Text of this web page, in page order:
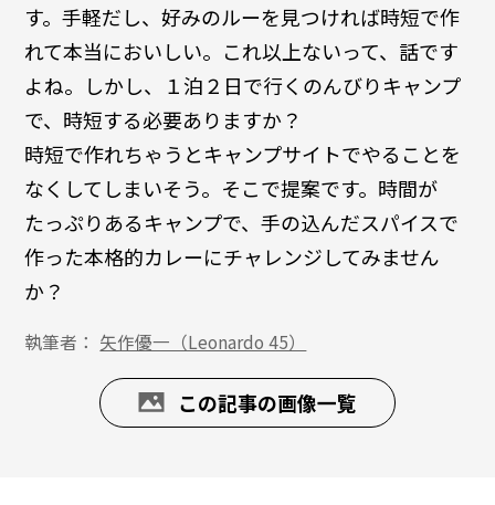
す。手軽だし、好みのルーを見つければ時短で作
れて本当においしい。これ以上ないって、話です
よね。しかし、１泊２日で行くのんびりキャンプ
で、時短する必要ありますか？
時短で作れちゃうとキャンプサイトでやることを
なくしてしまいそう。そこで提案です。時間が
たっぷりあるキャンプで、手の込んだスパイスで
作った本格的カレーにチャレンジしてみません
か？
執筆者： 矢作優一（Leonardo 45）
この記事の画像一覧